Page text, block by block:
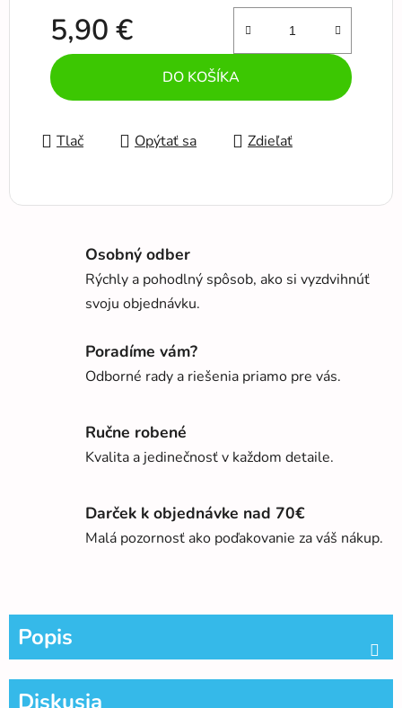
5,90 €
Jednotková cena:
DO KOŠÍKA
Tlač Opýtať sa Zdieľať
Osobný odber
Rýchly a pohodlný spôsob, ako si vyzdvihnúť
svoju objednávku.
Poradíme vám?
Odborné rady a riešenia priamo pre vás.
Ručne robené
Kvalita a jedinečnosť v každom detaile.
Darček k objednávke nad 70€
Malá pozornosť ako poďakovanie za váš nákup.
Popis
Diskusia